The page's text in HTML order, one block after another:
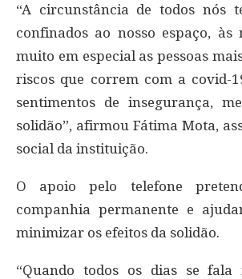
“A circunstância de todos nós
confinados ao nosso espaço, às
muito em especial as pessoas
riscos que correm com a covid-
sentimentos de insegurança,
solidão”, afirmou Fátima Mota,
social da instituição.
O apoio pelo telefone
companhia permanente e
minimizar os efeitos da solidão.
“Quando todos os dias se